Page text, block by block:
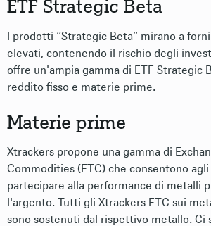
ETF Strategic Beta
I prodotti “Strategic Beta” mirano a
elevati, contenendo il rischio degli
offre un'ampia gamma di ETF Strategic
reddito fisso e materie prime.
Materie prime
Xtrackers propone una gamma di
Commodities (ETC) che consentono
partecipare alla performance di metalli
l'argento. Tutti gli Xtrackers ETC sui
sono sostenuti dal rispettivo metallo. Ci